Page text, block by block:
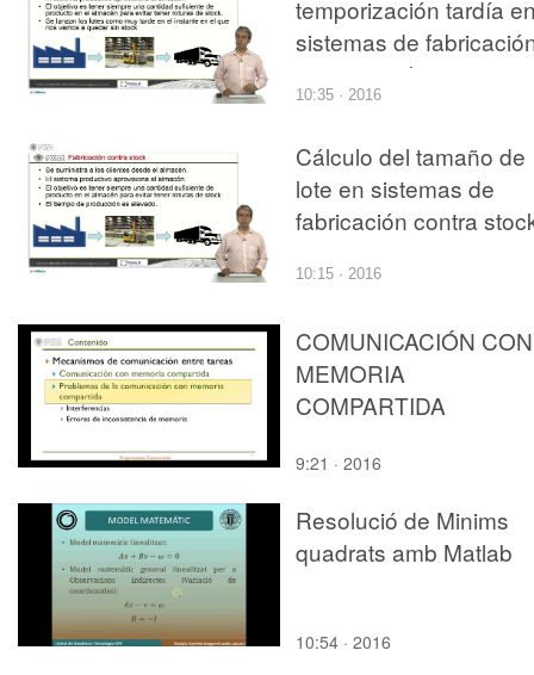
temporización tardía
sistemas de
contra stock
10:35 · 2016
Cálculo del tamaño de
lote en sistemas de
fabricación contra
10:15 · 2016
COMUNICACIÓN CON
MEMORIA
COMPARTIDA
9:21 · 2016
Resolució de Minims
quadrats amb Matlab
10:54 · 2016